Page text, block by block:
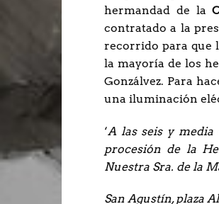
hermandad de la
contratado a la
recorrido para que
la mayoría de los
Gonzálvez. Para
una iluminación
‘A las seis y media
procesión de la
Nuestra Sra. de la
San Agustín, plaza